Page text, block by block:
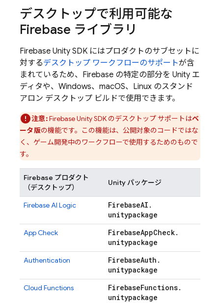
デスクトップで利用可能な
Firebase ライブラリ
Firebase Unity SDK にはプロダクトのサブセットに
対するデスクトップ ワークフローのサポートが含
まれているため、Firebase の特定の部分を Unity エ
ディタや、Windows、macOS、Linux のスタンド
アロン デスクトップ ビルドで使用できます。
注意:FirebaseUnitySDK のデスクトップ サポートはベ
ータ版の機能です。この機能は、公開対象のコードではな
く、ゲーム開発中のワークフローで使用するためのもので
す。
Firebase プロダクト
（デスクトップ）
Unity パッケージ
Firebase AI Logic FirebaseAI .
unitypackage
App Check FirebaseAppCheck.
unitypackage
Authentication FirebaseAuth .
unitypackage
Cloud Functions FirebaseFunctions.
unitypackage